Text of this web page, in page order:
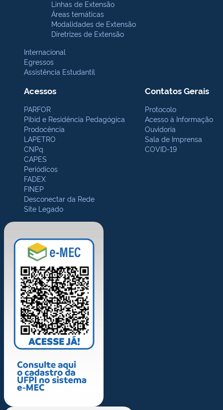
Linhas de Extensão
Áreas temáticas
Modalidades de Extensão
Diretrizes de Extensão
Internacional
Egressos
Assistência Estudantil
Acessos
PARFOR
Pibid e Residência Pedagógica
Prodocência
LAPETRO
CNPq
CAPES
Periódicos
FADEX
FINEP
Desconectar da Rede
Site Legado
Contatos Gerais
Protocolo
Acesso à Informação
Ouvidoria
Sala de Imprensa
COVID-19